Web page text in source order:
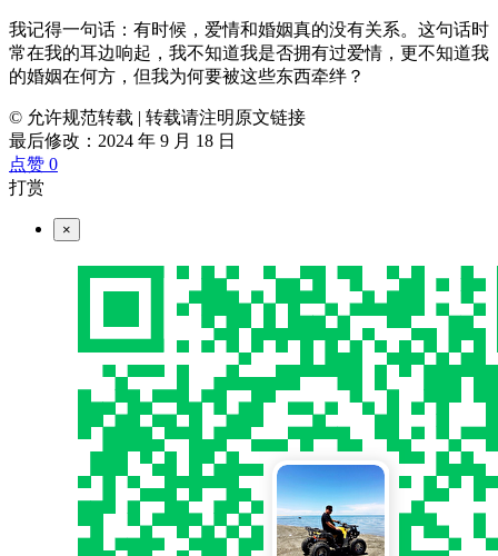
我记得一句话：有时候，爱情和婚姻真的没有关系。这句话时
常在我的耳边响起，我不知道我是否拥有过爱情，更不知道我
的婚姻在何方，但我为何要被这些东西牵绊？
© 允许规范转载 | 转载请注明原文链接
最后修改：2024 年 9 月 18 日
点赞 0
打赏
×